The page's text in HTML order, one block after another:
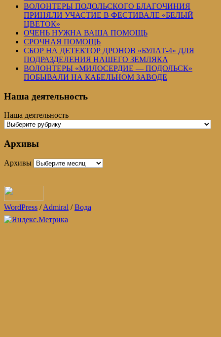
ВОЛОНТЕРЫ ПОДОЛЬСКОГО БЛАГОЧИНИЯ
ПРИНЯЛИ УЧАСТИЕ В ФЕСТИВАЛЕ «БЕЛЫЙ
ЦВЕТОК»
ОЧЕНЬ НУЖНА ВАША ПОМОЩЬ
СРОЧНАЯ ПОМОЩЬ
СБОР НА ДЕТЕКТОР ДРОНОВ «БУЛАТ-4» ДЛЯ
ПОДРАЗДЕЛЕНИЯ НАШЕГО ЗЕМЛЯКА
ВОЛОНТЕРЫ «МИЛОСЕРДИЕ — ПОДОЛЬСК»
ПОБЫВАЛИ НА КАБЕЛЬНОМ ЗАВОДЕ
Наша деятельность
Наша деятельность
Архивы
Архивы
WordPress /Admiral /Вода